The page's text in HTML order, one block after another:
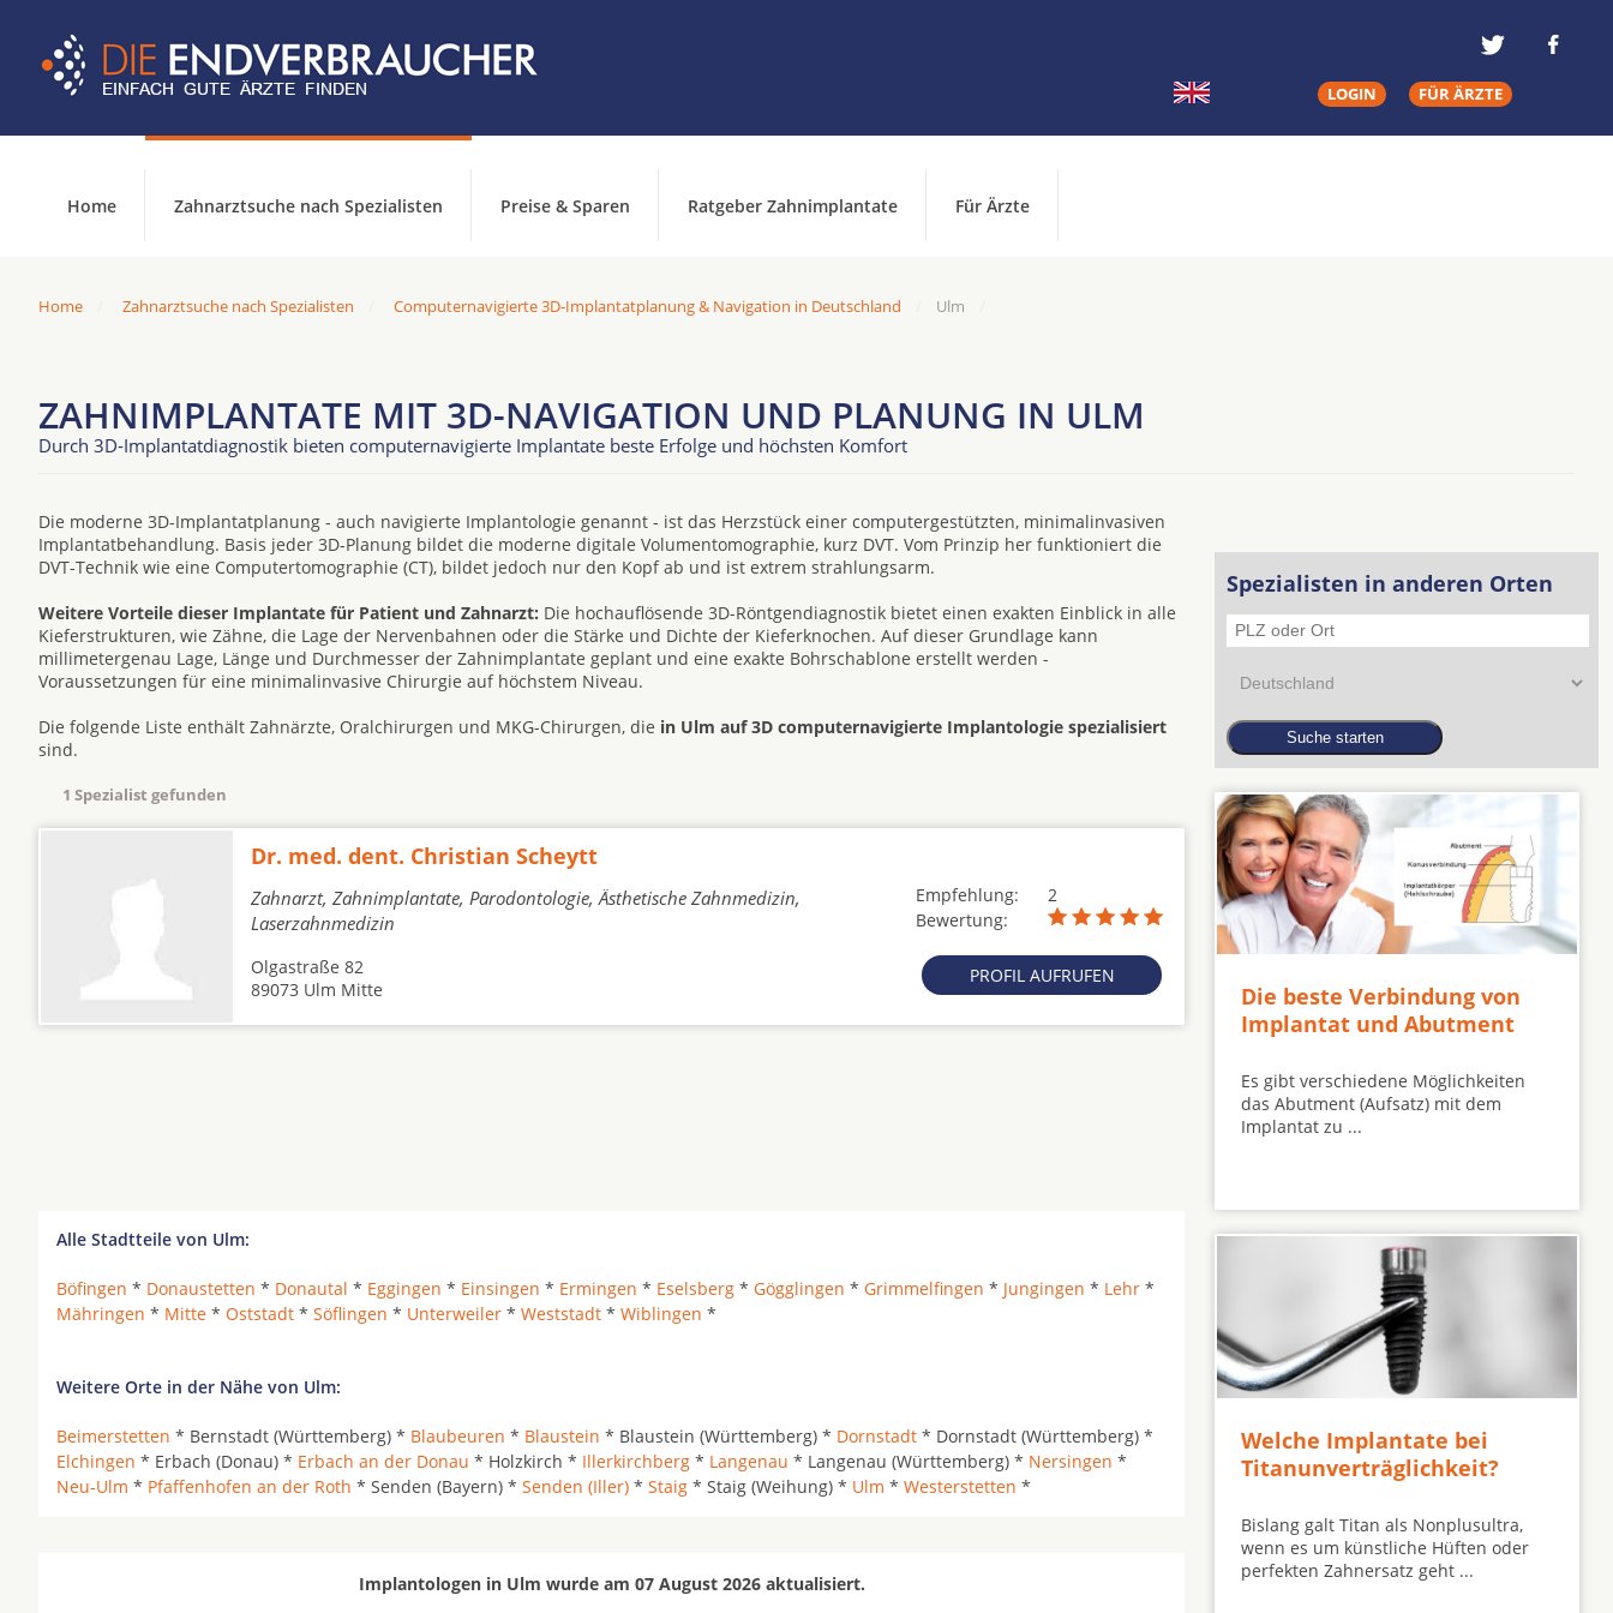
LOGIN FÜR ÄRZTE
Home Zahnarztsuche nach Spezialisten Preise & Sparen Ratgeber Zahnimplantate Für Ärzte
Home Zahnarztsuche nach Spezialisten Computernavigierte 3D-Implantatplanung & Navigation in Deutschland Ulm
ZAHNIMPLANTATE MIT 3D-NAVIGATION UND PLANUNG IN ULM
Durch 3D-Implantatdiagnostik bieten computernavigierte Implantate beste Erfolge und höchsten Komfort
Die moderne 3D-Implantatplanung - auch navigierte Implantologie genannt - ist das Herzstück einer computergestützten, minimalinvasiven
Implantatbehandlung. Basis jeder 3D-Planung bildet die moderne digitale Volumentomographie, kurz DVT. Vom Prinzip her funktioniert die
DVT-Technik wie eine Computertomographie (CT), bildet jedoch nur den Kopf ab und ist extrem strahlungsarm.
Weitere Vorteile dieser Implantate für Patient und Zahnarzt: Die hochauflösende 3D-Röntgendiagnostik bietet einen exakten Einblick in alle
Kieferstrukturen, wie Zähne, die Lage der Nervenbahnen oder die Stärke und Dichte der Kieferknochen. Auf dieser Grundlage kann
millimetergenau Lage, Länge und Durchmesser der Zahnimplantate geplant und eine exakte Bohrschablone erstellt werden -
Voraussetzungen für eine minimalinvasive Chirurgie auf höchstem Niveau.
Die folgende Liste enthält Zahnärzte, Oralchirurgen und MKG-Chirurgen, die in Ulm auf 3D computernavigierte Implantologie spezialisiert
sind.
1 Spezialist gefunden
Dr. med. dent. Christian Scheytt
Zahnarzt, Zahnimplantate, Parodontologie, Ästhetische Zahnmedizin,
Laserzahnmedizin
Empfehlung:
2
Bewertung:
PROFIL AUFRUFEN
Olgastraße 82
89073 Ulm Mitte
Alle Stadtteile von Ulm:
Böfingen * Donaustetten * Donautal * Eggingen * Einsingen * Ermingen * Eselsberg * Gögglingen * Grimmelfingen * Jungingen * Lehr *
Mähringen * Mitte * Oststadt * Söflingen * Unterweiler * Weststadt * Wiblingen *
Weitere Orte in der Nähe von Ulm:
Beimerstetten * Bernstadt (Württemberg) * Blaubeuren * Blaustein * Blaustein (Württemberg) * Dornstadt * Dornstadt (Württemberg) *
Elchingen * Erbach (Donau) * Erbach an der Donau * Holzkirch * Illerkirchberg * Langenau * Langenau (Württemberg) * Nersingen *
Neu-Ulm * Pfaffenhofen an der Roth * Senden (Bayern) * Senden (Iller) * Staig * Staig (Weihung) * Ulm * Westerstetten *
Implantologen in Ulm wurde am 07 August 2026 aktualisiert.
Spezialisten in anderen Orten
Die beste Verbindung von
Implantat und Abutment
Es gibt verschiedene Möglichkeiten
das Abutment (Aufsatz) mit dem
Implantat zu ...
Welche Implantate bei
Titanunverträglichkeit?
Bislang galt Titan als Nonplusultra,
wenn es um künstliche Hüften oder
perfekten Zahnersatz geht ...